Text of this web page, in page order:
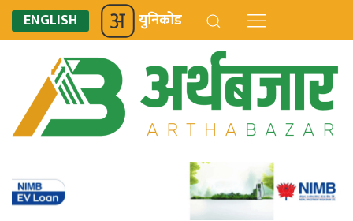
ENGLISH युनिकोड